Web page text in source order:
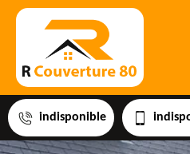
indisponible